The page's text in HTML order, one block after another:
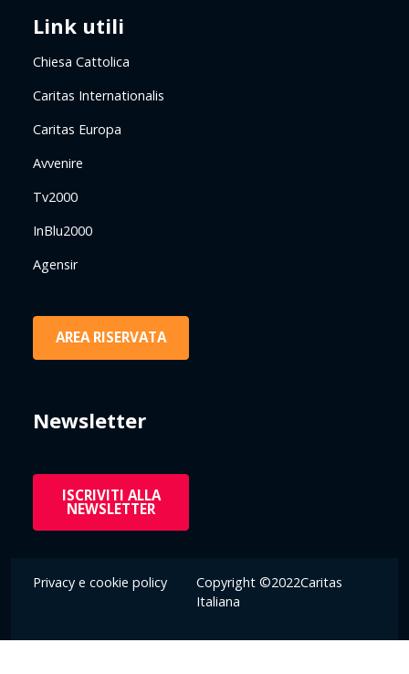
Link utili
Chiesa Cattolica
Caritas Internationalis
Caritas Europa
Avvenire
Tv2000
InBlu2000
Agensir
AREA RISERVATA
Newsletter
ISCRIVITI ALLA
NEWSLETTER
Privacy e cookie policy
Copyright ©2022Caritas
Italiana